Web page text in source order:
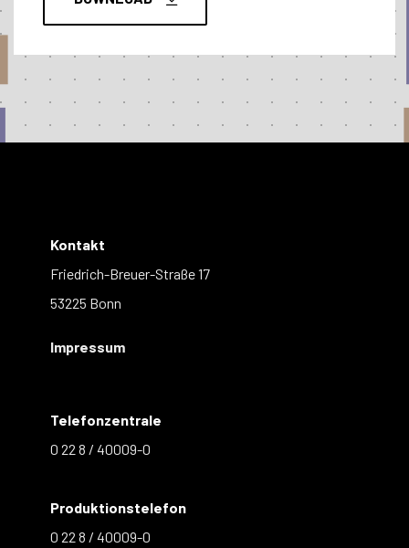
Kontakt
Friedrich-Breuer-Straße 17
53225 Bonn
Impressum
Telefonzentrale
0 22 8 / 40009-0
Produktionstelefon
0 22 8 / 40009-0